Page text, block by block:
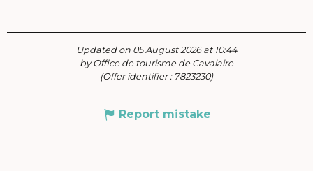
Updated on 05 August 2026 at 10:44
by Office de tourisme de Cavalaire
(Offer identifier : 7823230)
Report mistake